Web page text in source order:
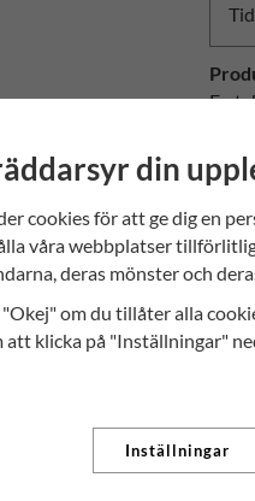
En
din
cookies för att ge dig en
våra webbplatser
deras mönster och
"Okej" om du tillåter alla
att klicka på "Inställningar"
Inställningar